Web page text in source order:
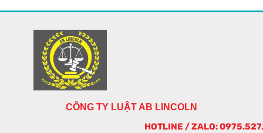
CÔNG TY LUẬT AB LINCOLN
HOTLINE / ZALO: